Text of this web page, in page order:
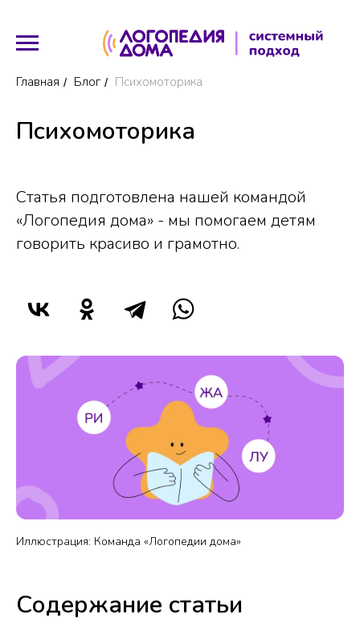
Главная / Блог / Психомоторика
Психомоторика
Статья подготовлена нашей командой
«Логопедия дома» - мы помогаем детям
говорить красиво и грамотно.
Иллюстрация: Команда «Логопедии дома»
Содержание статьи